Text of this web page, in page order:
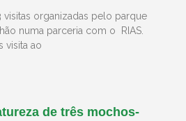
visitas organizadas pelo parque
numa parceria com o RIAS.
visita ao
de três mochos-